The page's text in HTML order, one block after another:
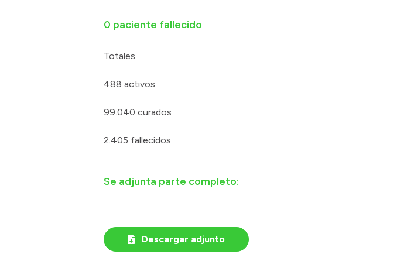
0 paciente fallecido
Totales
488 activos.
99.040 curados
2.405 fallecidos
Se adjunta parte completo:
Descargar adjunto